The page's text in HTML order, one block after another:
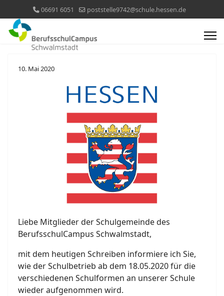
06691 6051 poststelle9742@schule.hessen.de
10. Mai 2020
Liebe Mitglieder der Schulgemeinde des
BerufsschulCampus Schwalmstadt,
mit dem heutigen Schreiben informiere ich Sie,
wie der Schulbetrieb ab dem 18.05.2020 für die
verschiedenen Schulformen an unserer Schule
wieder aufgenommen wird.